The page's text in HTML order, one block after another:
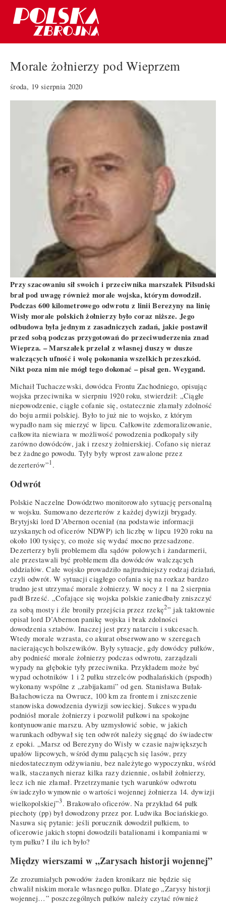
Morale żołnierzy pod Wieprzem
środa, 19 sierpnia 2020
Przy szacowaniu sił swoich i przeciwnika marszałek Piłsudski
brał pod uwagę również morale wojska, którym dowodził.
Podczas 600 kilometrowego odwrotu z linii Berezyny na linię
Wisły morale polskich żołnierzy było coraz niższe. Jego
odbudowa była jednym z zasadniczych zadań, jakie postawił
przed sobą podczas przygotowań do przeciwuderzenia znad
Wieprza. – Marszałek przelał z własnej duszy w dusze
walczących ufność i wolę pokonania wszelkich przeszkód.
Nikt poza nim nie mógł tego dokonać – pisał gen. Weygand.
Michaił Tuchaczewski, dowódca Frontu Zachodniego, opisując
wojska przeciwnika w sierpniu 1920 roku, stwierdził: „Ciągłe
niepowodzenie, ciągłe cofanie się, ostatecznie złamały zdolność
do boju armii polskiej. Było to już nie to wojsko, z którym
wypadło nam się mierzyć w lipcu. Całkowite zdemoralizowanie,
całkowita niewiara w możliwość powodzenia podkopały siły
zarówno dowódców, jak i rzeszy żołnierskiej. Cofano się nieraz
bez żadnego powodu. Tyły były wprost zawalone przez
dezerterów”1 .
Odwrót
Polskie Naczelne Dowództwo monitorowało sytuację personalną
w wojsku. Sumowano dezerterów z każdej dywizji brygady.
Brytyjski lord D’Abernon oceniał (na podstawie informacji
uzyskanych od oficerów NDWP) ich liczbę w lipcu 1920 roku na
około 100 tysięcy, co może się wydać mocno przesadzone.
Dezerterzy byli problemem dla sądów polowych i żandarmerii,
ale przestawali być problemem dla dowódców walczących
oddziałów. Całe wojsko prowadziło najtrudniejszy rodzaj działań,
czyli odwrót. W sytuacji ciągłego cofania się na rozkaz bardzo
trudno jest utrzymać morale żołnierzy. W nocy z 1 na 2 sierpnia
padł Brześć. „Cofające się wojska polskie zaniedbały zniszczyć
za sobą mosty i źle broniły przejścia przez rzekę2” jak taktownie
opisał lord D’Abernon panikę wojska i brak zdolności
dowodzenia sztabów. Inaczej jest przy natarciu i sukcesach.
Wtedy morale wzrasta, co akurat obserwowano w szeregach
nacierających bolszewików. Były sytuacje, gdy dowódcy pułków,
aby podnieść morale żołnierzy podczas odwrotu, zarządzali
wypady na głębokie tyły przeciwnika. Przykładem może być
wypad ochotników 1 i 2 pułku strzelców podhalańskich (pspodh)
wykonany wspólne z „zabijakami” od gen. Stanisława Bułak-
Bałachowicza na Owrucz, 100 km za frontem i zniszczenie
stanowiska dowodzenia dywizji sowieckiej. Sukces wypadu
podniósł morale żołnierzy i pozwolił pułkowi na spokojne
kontynuowanie marszu. Aby uzmysłowić sobie, w jakich
warunkach odbywał się ten odwrót należy sięgnąć do świadectw
z epoki. „Marsz od Berezyny do Wisły w czasie największych
upałów lipcowych, wśród dymu palących się lasów, przy
niedostatecznym odżywianiu, bez należytego wypoczynku, wśród
walk, staczanych nieraz kilka razy dziennie, osłabił żołnierzy,
lecz ich nie złamał. Przetrzymanie tych warunków odwrotu
świadczyło wymownie o wartości wojennej żołnierza 14. dywizji
wielkopolskiej”3. Brakowało oficerów. Na przykład 64 pułk
piechoty (pp) był dowodzony przez por. Ludwika Bociańskiego.
Nasuwa się pytanie: jeśli porucznik dowodził pułkiem, to
oficerowie jakich stopni dowodzili batalionami i kompaniami w
tym pułku? I ilu ich było?
Między wierszami w „Zarysach historji wojennej”
Ze zrozumiałych powodów żaden kronikarz nie będzie się
chwalił niskim morale własnego pułku. Dlatego „Zarysy historji
wojennej…” poszczególnych pułków należy czytać również